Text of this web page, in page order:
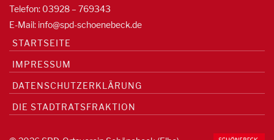
Telefon: 03928 – 769343
E-Mail: info@spd-schoenebeck.de
STARTSEITE
IMPRESSUM
DATENSCHUTZERKLÄRUNG
DIE STADTRATSFRAKTION